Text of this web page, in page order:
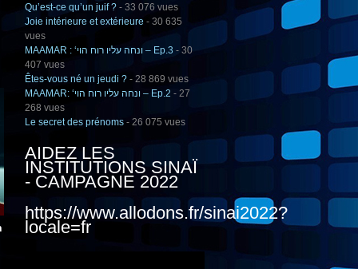
Qu’est-ce qu’un juif ? - 33 076 vues
Joie intérieure et extérieure - 30 635
vues
MAAMAR : ‘ונחה עליו רוח הוי – Ep.3 - 30
407 vues
Êtes-vous né un jeudi ? - 28 869 vues
MAAMAR: ‘ונחה עליו רוח הוי – Ep.2 - 27
268 vues
Le secret des prénoms - 26 075 vues
AIDEZ LES
INSTITUTIONS SINAÏ
- CAMPAGNE 2022
https://www.allodons.fr/sinai2022?
locale=fr